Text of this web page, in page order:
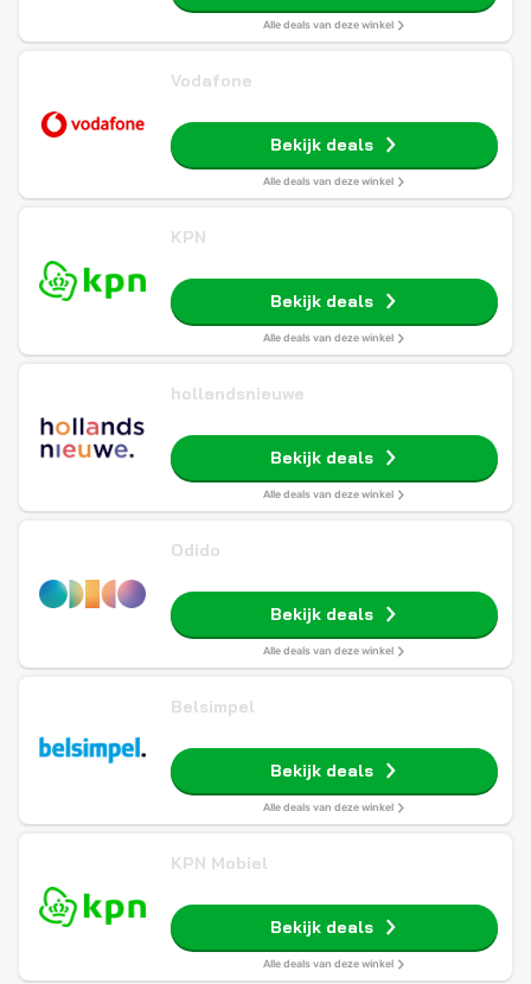
Alle deals van deze winkel
Vodafone
Bekijk deals
Alle deals van deze winkel
KPN
Bekijk deals
Alle deals van deze winkel
hollandsnieuwe
Bekijk deals
Alle deals van deze winkel
Odido
Bekijk deals
Alle deals van deze winkel
Belsimpel
Bekijk deals
Alle deals van deze winkel
KPN Mobiel
Bekijk deals
Alle deals van deze winkel